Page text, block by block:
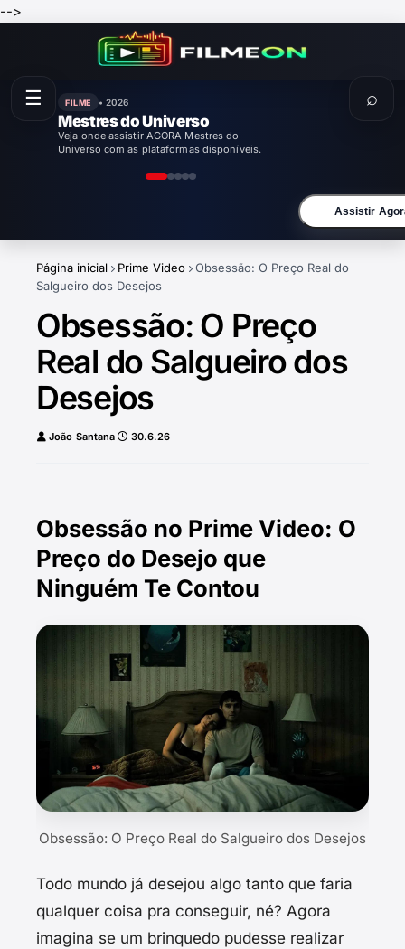
-->
FILME • 2026
Enola Holmes 3
Veja onde assistir AGORA Enola Holmes 3
com as plataformas disponíveis.
Assistir
Página inicial Prime Video
Obsessão: O Preço Real do
Salgueiro dos Desejos
Obsessão: O Preço
Real do Salgueiro dos
Desejos
João Santana 30.6.26
Obsessão no Prime Video: O
Preço do Desejo que
Ninguém Te Contou
Obsessão: O Preço Real do Salgueiro dos Desejos
Todo mundo já desejou algo tanto que faria
qualquer coisa pra conseguir, né? Agora
imagina se um brinquedo pudesse realizar
☰ ⌕